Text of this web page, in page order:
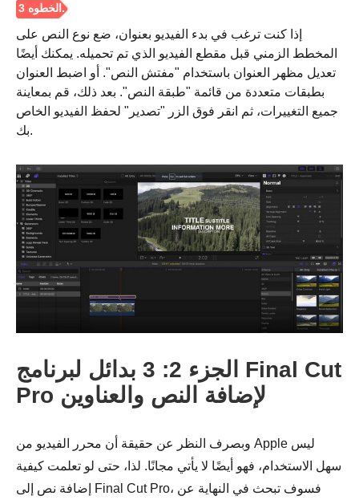
الخطوه 3.
إذا كنت ترغب في بدء الفيديو بعنوان، ضع نوع النص على
المخطط الزمني قبل مقطع الفيديو الذي تم تحميله. يمكنك أيضًا
تعديل مظهر العنوان باستخدام "مفتش النص". أو اضبط العنوان
بطبقات متعددة من قائمة "طبقة النص". بعد ذلك، قم بمعاينة
جميع التغييرات، ثم انقر فوق الزر "تصدير" لحفظ الفيديو الخاص
بك.
الجزء 2: 3 بدائل لبرنامج Final Cut
Pro لإضافة النص والعناوين
وبصرف النظر عن حقيقة أن محرر الفيديو من Apple ليس
سهل الاستخدام، فهو أيضًا لا يأتي مجانًا. لذا، حتى لو تعلمت كيفية
إضافة نص إلى Final Cut Pro، فسوف تبحث في النهاية عن